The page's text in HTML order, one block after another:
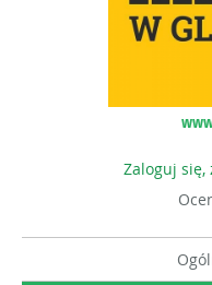
Zaloguj się,